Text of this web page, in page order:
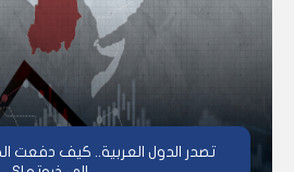
تصدر الدول العربية.. كيف دفعت